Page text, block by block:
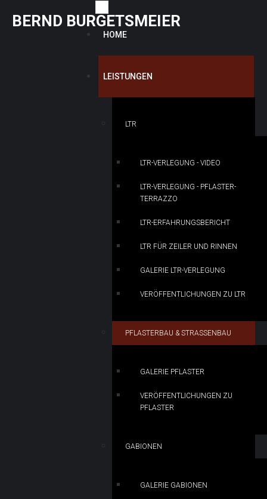
BERND BURGETSMEIER
HOME
LEISTUNGEN
LTR
LTR-VERLEGUNG - VIDEO
LTR-VERLEGUNG - PFLASTER-
TERRAZZO
LTR-ERFAHRUNGSBERICHT
LTR FÜR ZEILER UND RINNEN
GALERIE LTR-VERLEGUNG
VERÖFFENTLICHUNGEN ZU LTR
PFLASTERBAU & STRASSENBAU
GALERIE PFLASTER
VERÖFFENTLICHUNGEN ZU
PFLASTER
GABIONEN
GALERIE GABIONEN